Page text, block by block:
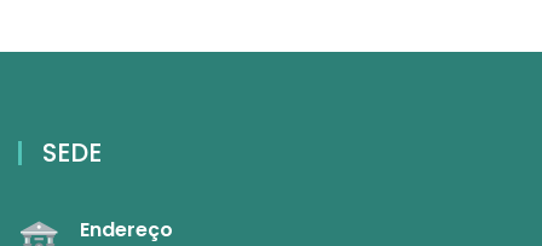
SEDE
Endereço